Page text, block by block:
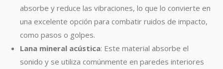
absorbe y reduce las vibraciones, lo que lo convierte en
una excelente opción para combatir ruidos de impacto,
como pasos o golpes.
Lana mineral acústica: Este material absorbe el
sonido y se utiliza comúnmente en paredes interiores